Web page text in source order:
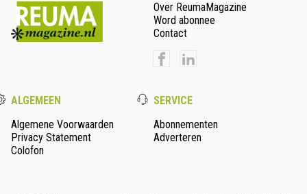
Over ReumaMagazine
Word abonnee
Contact
ALGEMEEN
Algemene Voorwaarden
Privacy Statement
Colofon
SERVICE
Abonnementen
Adverteren